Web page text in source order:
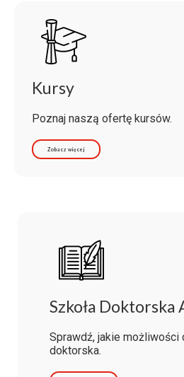
Kursy
Poznaj naszą ofertę kursów.
Zobacz więcej
Szkoła Doktorska
Sprawdź, jakie możliwości
doktorska.